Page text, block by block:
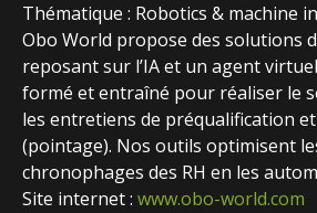
Thématique : Robotics & machine
Obo World propose des solutions
reposant sur l’IA et un agent
formé et entraîné pour réaliser le
les entretiens de préqualification
(pointage). Nos outils optimisent
chronophages des RH en les
Site internet : www.obo-world.com